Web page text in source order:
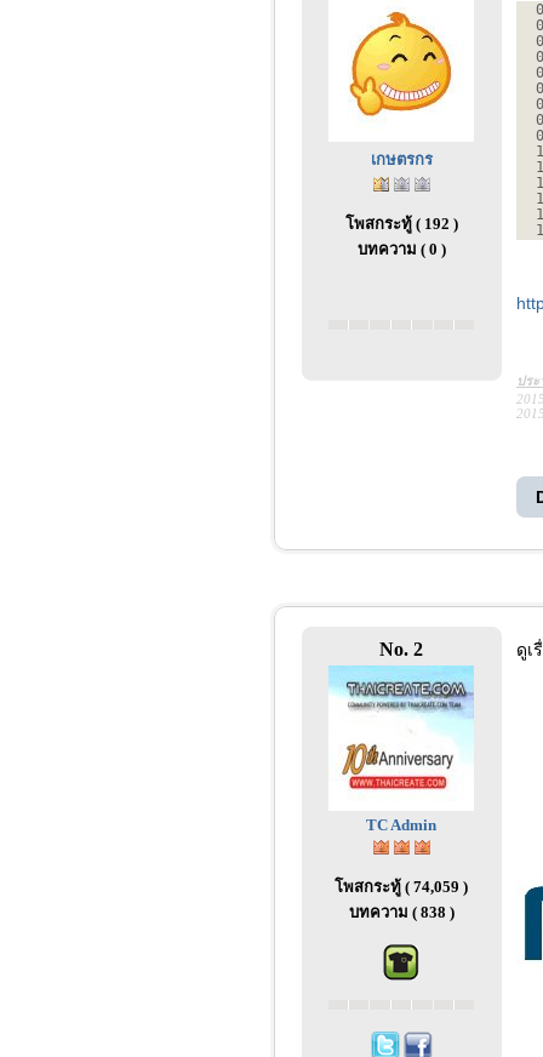
เกษตรกร
โพสกระทู้ ( 192 )
บทความ ( 0 )
ปร
No. 2
TC Admin
โพสกระทู้ ( 74,059 )
บทความ ( 838 )
ดูเ